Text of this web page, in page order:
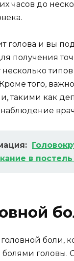
часов до
голова и вы
получения
несколько
того,
такими как
в
боли,
головы.